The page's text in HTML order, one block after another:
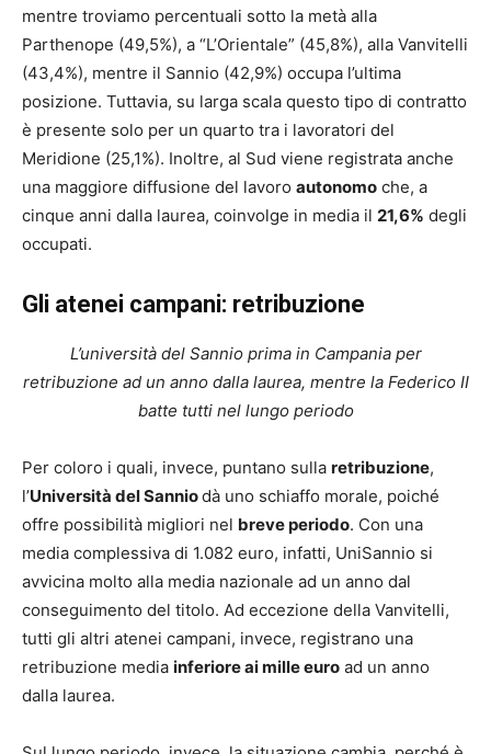
mentre troviamo percentuali sotto la metà alla
Parthenope (49,5%), a “L’Orientale” (45,8%), alla Vanvitelli
(43,4%), mentre il Sannio (42,9%) occupa l’ultima
posizione. Tuttavia, su larga scala questo tipo di contratto
è presente solo per un quarto tra i lavoratori del
Meridione (25,1%). Inoltre, al Sud viene registrata anche
una maggiore diffusione del lavoro autonomo che, a
cinque anni dalla laurea, coinvolge in media il 21,6% degli
occupati.
Gli atenei campani: retribuzione
L’università del Sannio prima in Campania per
retribuzione ad un anno dalla laurea, mentre la Federico II
batte tutti nel lungo periodo
Per coloro i quali, invece, puntano sulla retribuzione,
l’Università del Sanniodà uno schiaffo morale, poiché
offre possibilità migliori nel breve periodo. Con una
media complessiva di 1.082 euro, infatti, UniSannio si
avvicina molto alla media nazionale ad un anno dal
conseguimento del titolo. Ad eccezione della Vanvitelli,
tutti gli altri atenei campani, invece, registrano una
retribuzione media inferiore ai mille euro ad un anno
dalla laurea.